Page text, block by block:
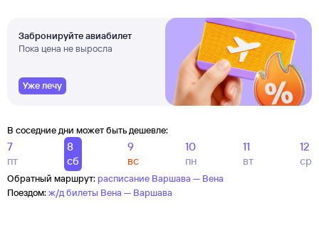
Забронируйте авиабилет
Пока цена не выросла
Уже лечу
В соседние дни может быть дешевле:
7
пт
8
сб
9
вс
10
пн
11
вт
12
ср
Обратный маршрут: расписание Варшава — Вена
Поездом:ж/д билеты Вена — Варшава